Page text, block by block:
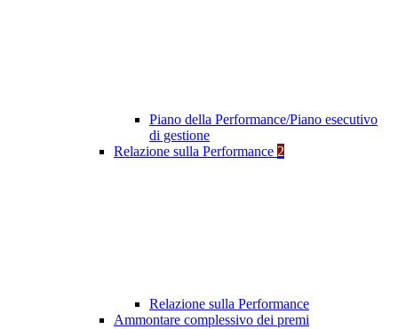
Piano della Performance/Piano esecutivo
di gestione
Relazione sulla Performance 2
Relazione sulla Performance
Ammontare complessivo dei premi